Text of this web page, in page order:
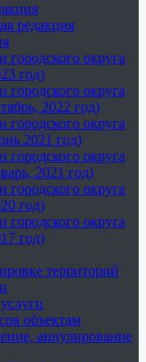
редакция
городского округа
год)
городского округа
2022 год)
городского округа
2021 год)
городского округа
2021 год)
городского округа
год)
городского округа
год)
территорий
объектам
аннулирование